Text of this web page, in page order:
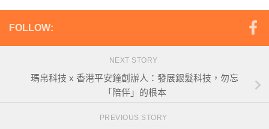
FOLLOW:
NEXT STORY
瑪帛科技 x 香港平安鐘創辦人：發展銀髮科技，勿忘
「陪伴」的根本
PREVIOUS STORY